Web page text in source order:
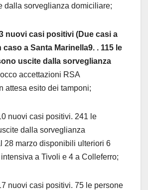
dalla sorveglianza domiciliare;
nuovi casi positivi (Due casi a
a Santa Marinella9. . 115 le
uscite dalla sorveglianza
accettazioni RSA
attesa esito dei tamponi;
nuovi casi positivi. 241 le
dalla sorveglianza
28 marzo disponibili ulteriori 6
a Tivoli e 4 a Colleferro;
nuovi casi positivi. 75 le persone